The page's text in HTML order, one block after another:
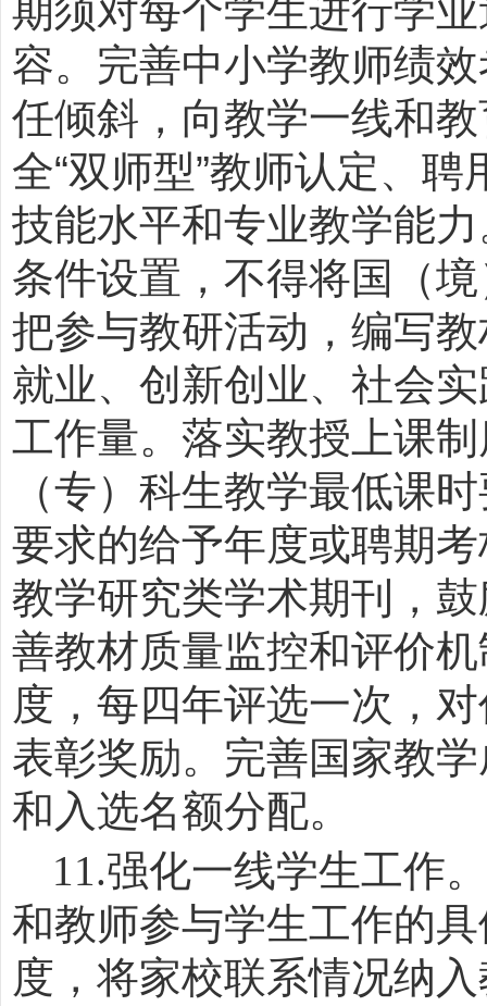
期须对每个学生进行学
容。完善中小学教师绩
任倾斜，向教学一线和
全“双师型”教师认定、聘
技能水平和专业教学能
条件设置，不得将国（
把参与教研活动，编写
就业、创新创业、社会
工作量。落实教授上课
（专）科生教学最低课
要求的给予年度或聘期
教学研究类学术期刊，
善教材质量监控和评价
度，每四年评选一次，
表彰奖励。完善国家教
和入选名额分配。
11.强化一线学生工作
和教师参与学生工作的
度，将家校联系情况纳